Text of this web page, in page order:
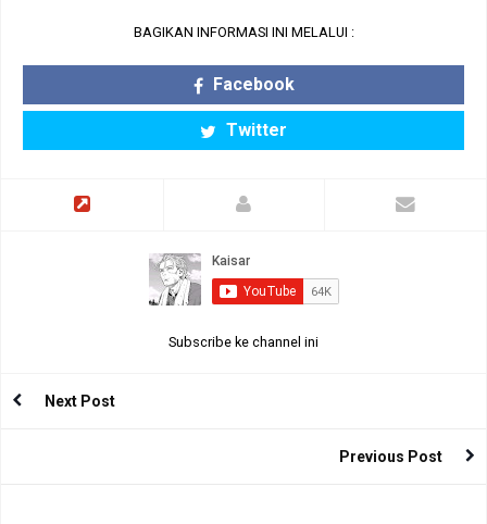
BAGIKAN INFORMASI INI MELALUI :
Facebook
Twitter
Subscribe ke channel ini
Next Post
Previous Post